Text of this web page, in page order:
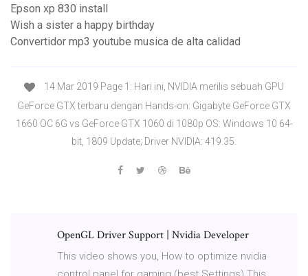
Epson xp 830 install
Wish a sister a happy birthday
Convertidor mp3 youtube musica de alta calidad
14 Mar 2019 Page 1: Hari ini, NVIDIA merilis sebuah GPU
GeForce GTX terbaru dengan Hands-on: Gigabyte GeForce GTX
1660 OC 6G vs GeForce GTX 1060 di 1080p OS: Windows 10 64-
bit, 1809 Update; Driver NVIDIA: 419.35.
OpenGL Driver Support | Nvidia Developer
This video shows you, How to optimize nvidia